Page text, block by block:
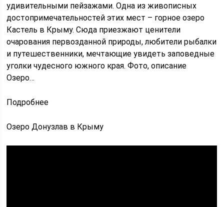
удивительными пейзажами. Одна из живописных
достопримечательностей этих мест – горное озеро
Кастель в Крыму. Сюда приезжают ценители
очарования первозданной природы, любители рыбалки
и путешественники, мечтающие увидеть заповедные
уголки чудесного южного края. Фото, описание
Озеро…
Подробнее
Озеро Донузлав в Крыму